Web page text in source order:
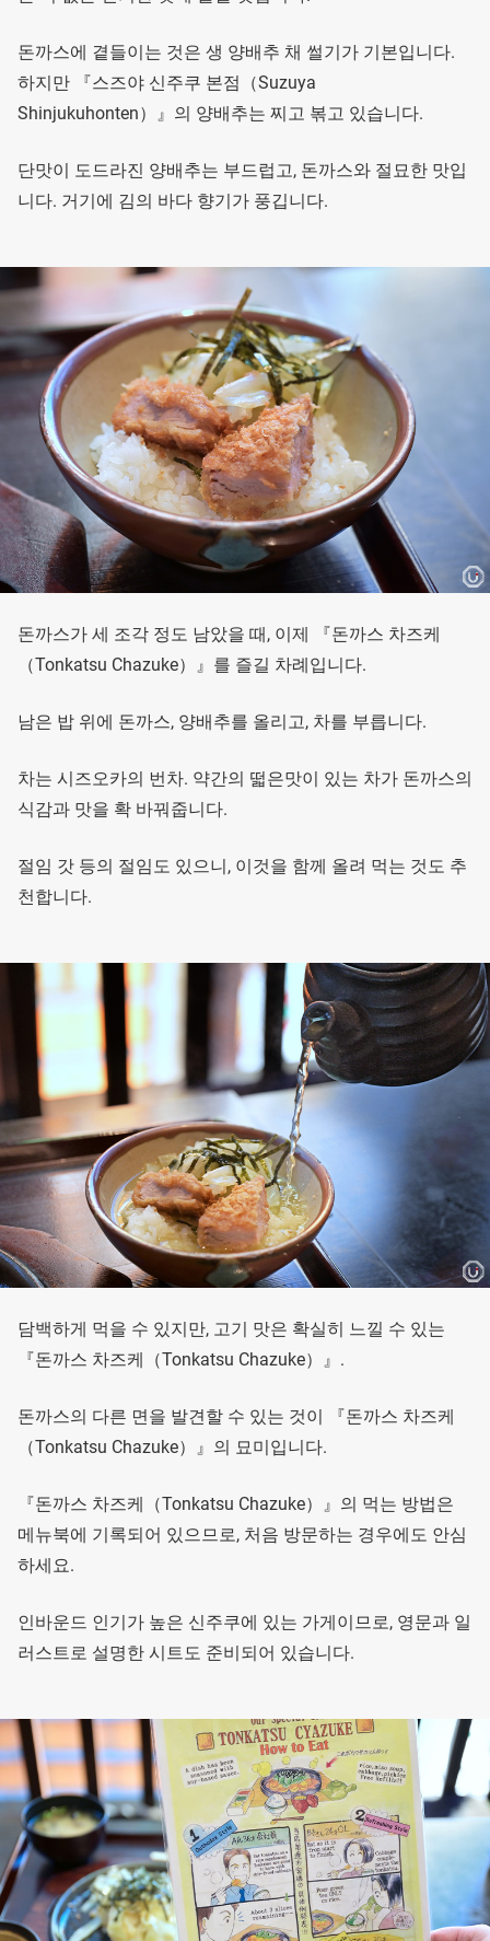
돈까스에 곁들이는 것은 생 양배추 채 썰기가 기본입니다.
하지만 『스즈야 신주쿠 본점（Suzuya
Shinjukuhonten）』의 양배추는 찌고 볶고 있습니다.
단맛이 도드라진 양배추는 부드럽고, 돈까스와 절묘한 맛입
니다. 거기에 김의 바다 향기가 풍깁니다.
돈까스가 세 조각 정도 남았을 때, 이제 『돈까스 차즈케
（Tonkatsu Chazuke）』를 즐길 차례입니다.
남은 밥 위에 돈까스, 양배추를 올리고, 차를 부릅니다.
차는 시즈오카의 번차. 약간의 떫은맛이 있는 차가 돈까스의
식감과 맛을 확 바꿔줍니다.
절임 갓 등의 절임도 있으니, 이것을 함께 올려 먹는 것도 추
천합니다.
담백하게 먹을 수 있지만, 고기 맛은 확실히 느낄 수 있는
『돈까스 차즈케（Tonkatsu Chazuke）』.
돈까스의 다른 면을 발견할 수 있는 것이 『돈까스 차즈케
（Tonkatsu Chazuke）』의 묘미입니다.
『돈까스 차즈케（Tonkatsu Chazuke）』의 먹는 방법은
메뉴북에 기록되어 있으므로, 처음 방문하는 경우에도 안심
하세요.
인바운드 인기가 높은 신주쿠에 있는 가게이므로, 영문과 일
러스트로 설명한 시트도 준비되어 있습니다.